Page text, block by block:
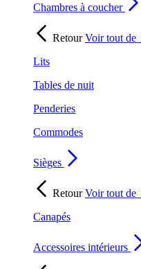
Chambres à coucher
RetourVoir tout de
Lits
Tables de nuit
Penderies
Commodes
Sièges
RetourVoir tout de
Canapés
Accessoires intérieurs